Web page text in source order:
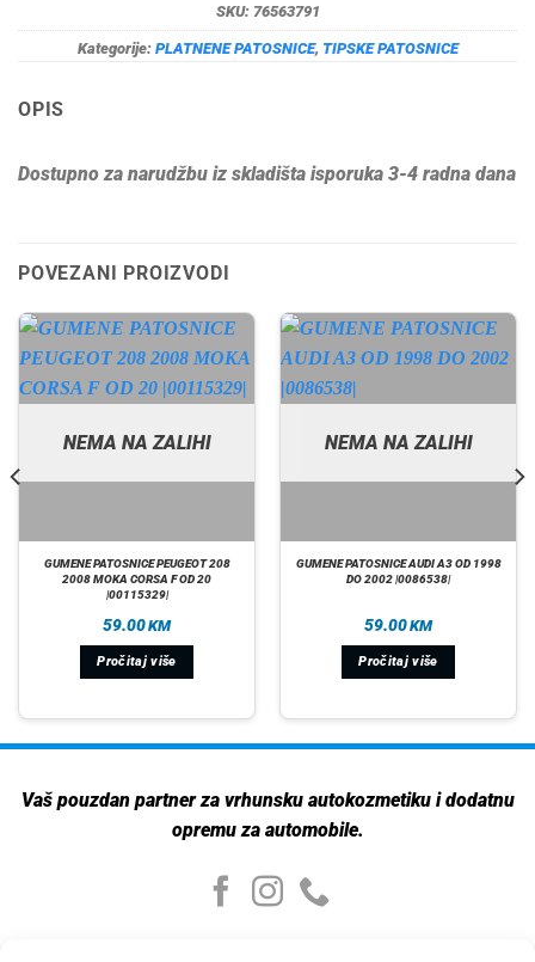
SKU: 76563791
Kategorije: PLATNENE PATOSNICE, TIPSKE PATOSNICE
OPIS
Dostupno za narudžbu iz skladišta isporuka 3-4 radna dana
POVEZANI PROIZVODI
NEMA NA ZALIHI
GUMENE PATOSNICE PEUGEOT 208
2008 MOKA CORSA F OD 20
|00115329|
59.00KM
Pročitaj više
NEMA NA ZALIHI
GUMENE PATOSNICE AUDI A3 OD 1998
DO 2002 |0086538|
59.00KM
Pročitaj više
Vaš pouzdan partner za vrhunsku autokozmetiku i dodatnu
opremu za automobile.